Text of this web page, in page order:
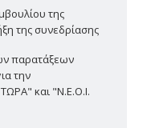
της
της συνεδρίασης
παρατάξεων
την
και "Ν.Ε.Ο.Ι.